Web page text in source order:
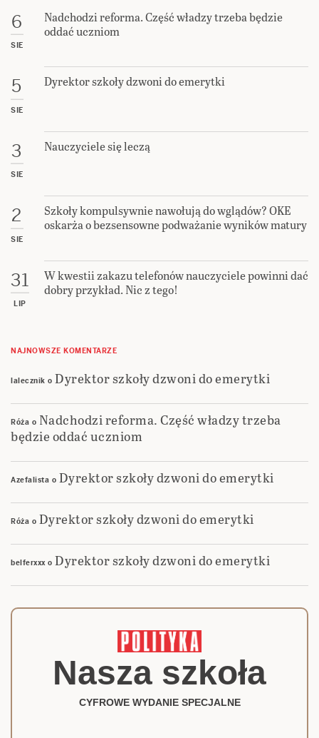
6
SIE
Nadchodzi reforma. Część władzy trzeba będzie
oddać uczniom
5
SIE
Dyrektor szkoły dzwoni do emerytki
3
SIE
Nauczyciele się leczą
2
SIE
Szkoły kompulsywnie nawołują do wglądów? OKE
oskarża o bezsensowne podważanie wyników matury
31
LIP
W kwestii zakazu telefonów nauczyciele powinni dać
dobry przykład. Nic z tego!
NAJNOWSZE KOMENTARZE
lalecznik o Dyrektor szkoły dzwoni do emerytki
Róża o Nadchodzi reforma. Część władzy trzeba
będzie oddać uczniom
Azefalista o Dyrektor szkoły dzwoni do emerytki
Róża o Dyrektor szkoły dzwoni do emerytki
belferxxxo Dyrektor szkoły dzwoni do emerytki
Nasza szkoła
CYFROWE WYDANIE SPECJALNE